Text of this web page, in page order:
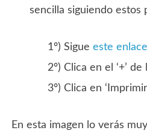
sencilla siguiendo estos
1º) Sigueeste enlace
2º) Clica en el ‘+’
3º) Clica en
En esta imagen lo verás